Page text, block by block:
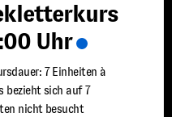
Uhr
7 Einheiten à
bezieht sich auf 7
nicht besucht